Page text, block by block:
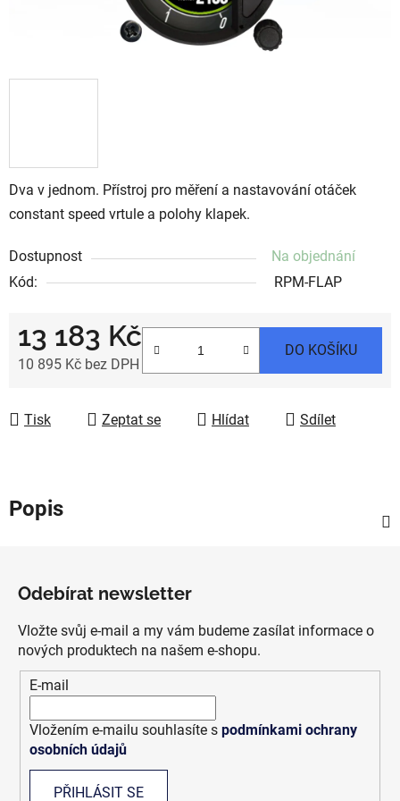
Dva v jednom. Přístroj pro měření a nastavování otáček
constant speed vrtule a polohy klapek.
Dostupnost
Na objednání
Kód:
RPM-FLAP
13 183 Kč
10 895 Kč bez DPH
DO KOŠÍKU
Tisk Zeptat se Hlídat Sdílet
Popis
Odebírat newsletter
Vložte svůj e-mail a my vám budeme zasílat informace o
nových produktech na našem e-shopu.
E-mail
Vložením e-mailu souhlasíte s podmínkami ochrany
osobních údajů
PŘIHLÁSIT SE